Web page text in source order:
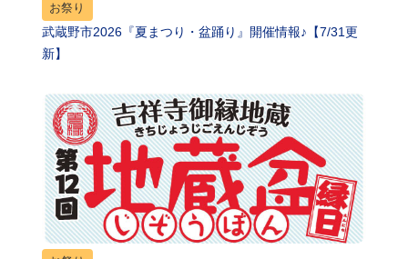
お祭り
武蔵野市2026『夏まつり・盆踊り』開催情報♪【7/31更
新】